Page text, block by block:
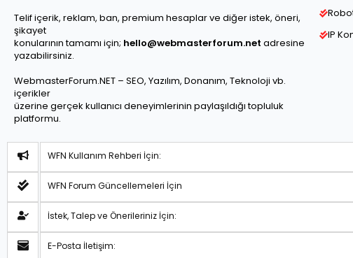
Telif içerik, reklam, ban, premium hesaplar ve diğer istek, öneri,
şikayet
konularının tamamı için; hello@webmasterforum.net adresine
yazabilirsiniz.
WebmasterForum.NET – SEO, Yazılım, Donanım, Teknoloji vb.
içerikler
üzerine gerçek kullanıcı deneyimlerinin paylaşıldığı topluluk
platformu.
IP
WFN Kullanım Rehberi İçin:
WFN Forum Güncellemeleri İçin
İstek, Talep ve Önerileriniz İçin:
E-Posta İletişim: